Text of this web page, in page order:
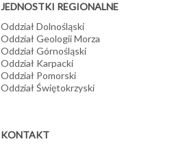
JEDNOSTKI REGIONALNE
Oddział Dolnośląski
Oddział Geologii Morza
Oddział Górnośląski
Oddział Karpacki
Oddział Pomorski
Oddział Świętokrzyski
KONTAKT